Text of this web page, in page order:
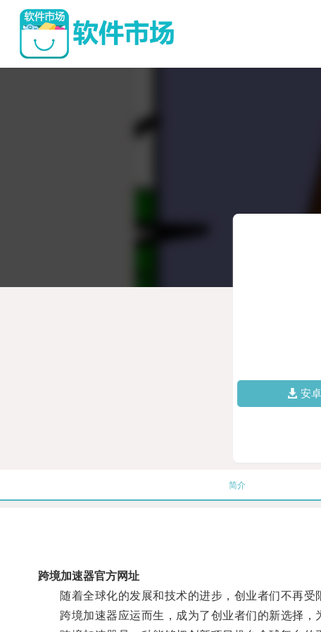
安
简介
跨境加速器官方网址
随着全球化的发展和技术的进步，创业者们不再受
跨境加速器应运而生，成为了创业者们的新选择，